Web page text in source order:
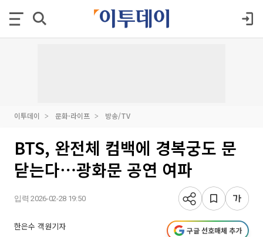
이투데이 문화·라이프 방송/TV
BTS, 완전체 컴백에 경복궁도 문
닫는다⋯광화문 공연 여파
입력 2026-02-28 19:50
한은수 객원기자 구글 선호매체 추가